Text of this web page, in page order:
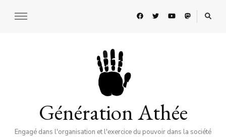
Génération Athée
Engagé dans l'organisation et l'exercice du pouvoir dans la société